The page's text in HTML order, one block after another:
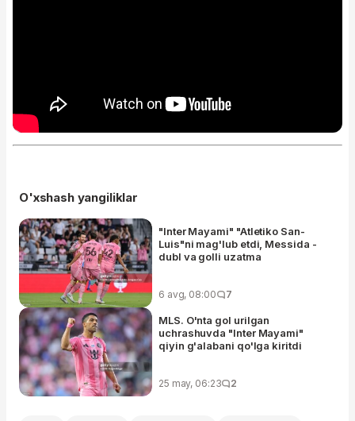
O'xshash yangiliklar
"Inter Mayami" "Atletiko San-
Luis"ni mag'lub etdi, Messida -
dubl va golli uzatma
6 avg, 08:00 7
MLS. O'nta gol urilgan
uchrashuvda "Inter Mayami"
qiyin g'alabani qo'lga kiritdi
25 may, 06:23 2